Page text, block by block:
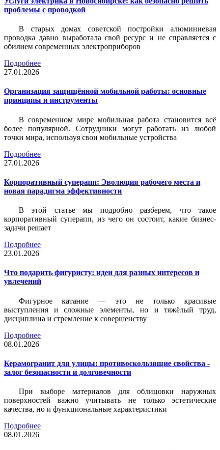
проблемы с проводкой
В старых домах советской постройки алюминиевая
проводка давно выработала свой ресурс и не справляется с
обилием современных электроприборов
Подробнее
27.01.2026
Организация защищённой мобильной работы: основные
принципы и инструменты
В современном мире мобильная работа становится всё
более популярной. Сотрудники могут работать из любой
точки мира, используя свои мобильные устройства
Подробнее
27.01.2026
Корпоративный суперапп: Эволюция рабочего места и
новая парадигма эффективности
В этой статье мы подробно разберем, что такое
корпоративный суперапп, из чего он состоит, какие бизнес-
задачи решает
Подробнее
23.01.2026
Что подарить фигуристу: идеи для разных интересов и
увлечений
Фигурное катание — это не только красивые
выступления и сложные элементы, но и тяжёлый труд,
дисциплина и стремление к совершенству
Подробнее
08.01.2026
Керамогранит для улицы: противоскользящие свойства -
залог безопасности и долговечности
При выборе материалов для облицовки наружных
поверхностей важно учитывать не только эстетические
качества, но и функциональные характеристики
Подробнее
08.01.2026